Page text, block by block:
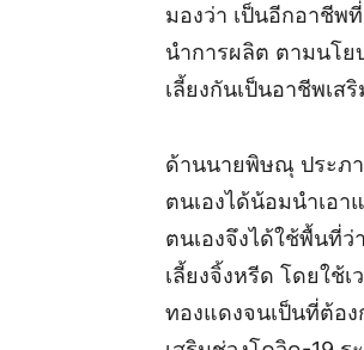
มองว่า เป็นอีกอาชีพ
นำการผลิต ตามนโย
เลี้ยงกันเป็นอาชีพเ
ด้านนายพิษณุ ประภา
ตนเองได้น้อมนำเอ
ตนเองจึงได้ใช้พื้นที่ว่
เลี้ยงจิ้งหรีด โดยใช้
ทองแดงจนเป็นที่ต้อง